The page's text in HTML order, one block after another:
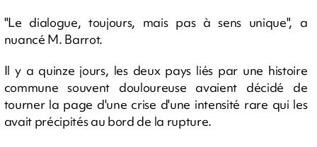
"Le dialogue, toujours, mais pas à sens unique", a
nuancé M. Barrot.
Il y a quinze jours, les deux pays liés par une histoire
commune souvent douloureuse avaient décidé de
tourner la page d'une crise d'une intensité rare qui les
avait précipités au bord de la rupture.